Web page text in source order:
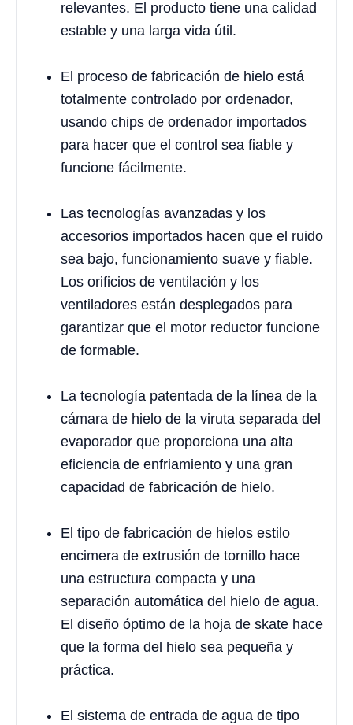
relevantes. El producto tiene una calidad
estable y una larga vida útil.
El proceso de fabricación de hielo está
totalmente controlado por ordenador,
usando chips de ordenador importados
para hacer que el control sea fiable y
funcione fácilmente.
Las tecnologías avanzadas y los
accesorios importados hacen que el ruido
sea bajo, funcionamiento suave y fiable.
Los orificios de ventilación y los
ventiladores están desplegados para
garantizar que el motor reductor funcione
de formable.
La tecnología patentada de la línea de la
cámara de hielo de la viruta separada del
evaporador que proporciona una alta
eficiencia de enfriamiento y una gran
capacidad de fabricación de hielo.
El tipo de fabricación de hielos estilo
encimera de extrusión de tornillo hace
una estructura compacta y una
separación automática del hielo de agua.
El diseño óptimo de la hoja de skate hace
que la forma del hielo sea pequeña y
práctica.
El sistema de entrada de agua de tipo